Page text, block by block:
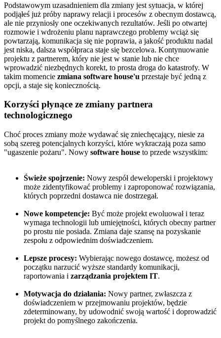
Podstawowym uzasadnieniem dla zmiany jest sytuacja, w której
podjąłeś już próby naprawy relacji i procesów z obecnym dostawcą,
ale nie przyniosły one oczekiwanych rezultatów. Jeśli po otwartej
rozmowie i wdrożeniu planu naprawczego problemy wciąż się
powtarzają, komunikacja się nie poprawia, a jakość produktu nadal
jest niska, dalsza współpraca staje się bezcelowa. Kontynuowanie
projektu z partnerem, który nie jest w stanie lub nie chce
wprowadzić niezbędnych korekt, to prosta droga do katastrofy. W
takim momencie zmiana software house'u przestaje być jedną z
opcji, a staje się koniecznością.
Korzyści płynące ze zmiany partnera
technologicznego
Choć proces zmiany może wydawać się zniechęcający, niesie za
sobą szereg potencjalnych korzyści, które wykraczają poza samo
"ugaszenie pożaru". Nowy software house to przede wszystkim:
Świeże spojrzenie: Nowy zespół deweloperski i projektowy
może zidentyfikować problemy i zaproponować rozwiązania,
których poprzedni dostawca nie dostrzegał.
Nowe kompetencje: Być może projekt ewoluował i teraz
wymaga technologii lub umiejętności, których obecny partner
po prostu nie posiada. Zmiana daje szansę na pozyskanie
zespołu z odpowiednim doświadczeniem.
Lepsze procesy: Wybierając nowego dostawcę, możesz od
początku narzucić wyższe standardy komunikacji,
raportowania i zarządzania projektem IT.
Motywacja do działania: Nowy partner, zwłaszcza z
doświadczeniem w przejmowaniu projektów, będzie
zdeterminowany, by udowodnić swoją wartość i doprowadzić
projekt do pomyślnego zakończenia.